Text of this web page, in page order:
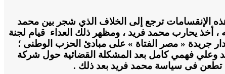
الإنقسامات ترجع إلى الخلاف الذي شجر بين محمد
يحارب محمد فريد ، ومظهر ذلك العداء قيام لجنة
جريدة « مصر الفتاة » على مبادئ الحزب الوطنى ؛
وعلي فهمي كامل بعد المشكلة القضائية حول شركة